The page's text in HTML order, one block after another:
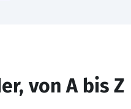
von A bis Z